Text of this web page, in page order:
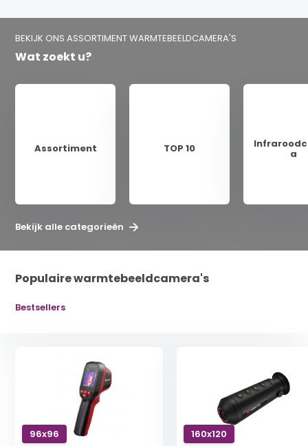
BEKIJK ONS ASSORTIMENT WARMTEBEELDCAMERA'S
Wat zoekt u?
Bekijk alle categorieën
Assortiment TOP 10 a
Populaire warmtebeeldcamera's
Bestsellers
96x96
160x120